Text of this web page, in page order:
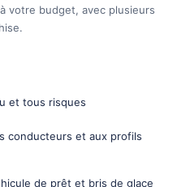
votre budget, avec plusieurs
et tous risques
conducteurs et aux profils
de prêt et bris de glace